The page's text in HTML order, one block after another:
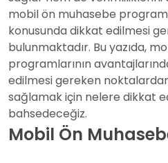
mobil ön muhasebe
konusunda dikkat edilmesi
bulunmaktadır. Bu yazıda,
programlarının
edilmesi gereken
sağlamak için nelere dikkat
bahsedeceğiz.
Mobil Ön